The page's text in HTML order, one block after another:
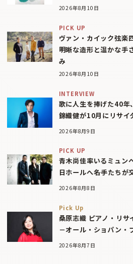
2026年8月10日
PICK UP
ヴァン・カイック弦楽
明晰な造形と温かな手
み
2026年8月10日
INTERVIEW
歌に人生を捧げた40年
錦織健が10月にリサイ
2026年8月9日
PICK UP
青木尚佳率いるミュン
日ホールへ――名手たち
2026年8月8日
Pick Up
桑原志織 ピアノ・リサ
－オール・ショパン・
2026年8月7日